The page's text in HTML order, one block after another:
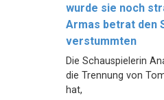
wurde sie noch
Armas betrat den
verstummten
Die Schauspielerin
die Trennung von
hat,